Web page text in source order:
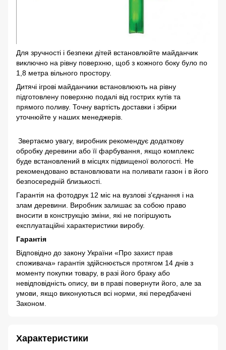
Для зручності і безпеки дітей встановлюйте майданчик
виключно на рівну поверхню, щоб з кожного боку було по
1,8 метра вільного простору.
Дитячі ігрові майданчики встановлюють на рівну
підготовлену поверхню подалі від гострих кутів та
прямого поливу. Точну вартість доставки і збірки
уточнюйте у наших менеджерів.
Звертаємо увагу, виробник рекомендує додаткову
обробку деревини або її фарбування, якщо комплекс
буде встановлений в місцях підвищеної вологості. Не
рекомендовано встановлювати на поливати газон і в його
безпосередній близькості.
Гарантія на фотодрук 12 міс на вузлові з'єднання і на
злам деревини. Виробник залишає за собою право
вносити в конструкцію зміни, які не погіршують
експлуатаційні характеристики виробу.
Гарантія
Відповідно до закону України «Про захист прав
споживача» гарантія здійснюється протягом 14 днів з
моменту покупки товару, в разі його браку або
невідповідність опису, ви в праві повернути його, але за
умови, якщо виконуються всі норми, які передбачені
Законом.
Характеристики